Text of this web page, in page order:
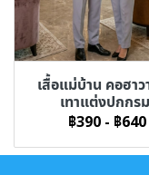
เสื้อแม่บ้าน คอฮาว
เทาแต่งปกกรม
฿390 - ฿640